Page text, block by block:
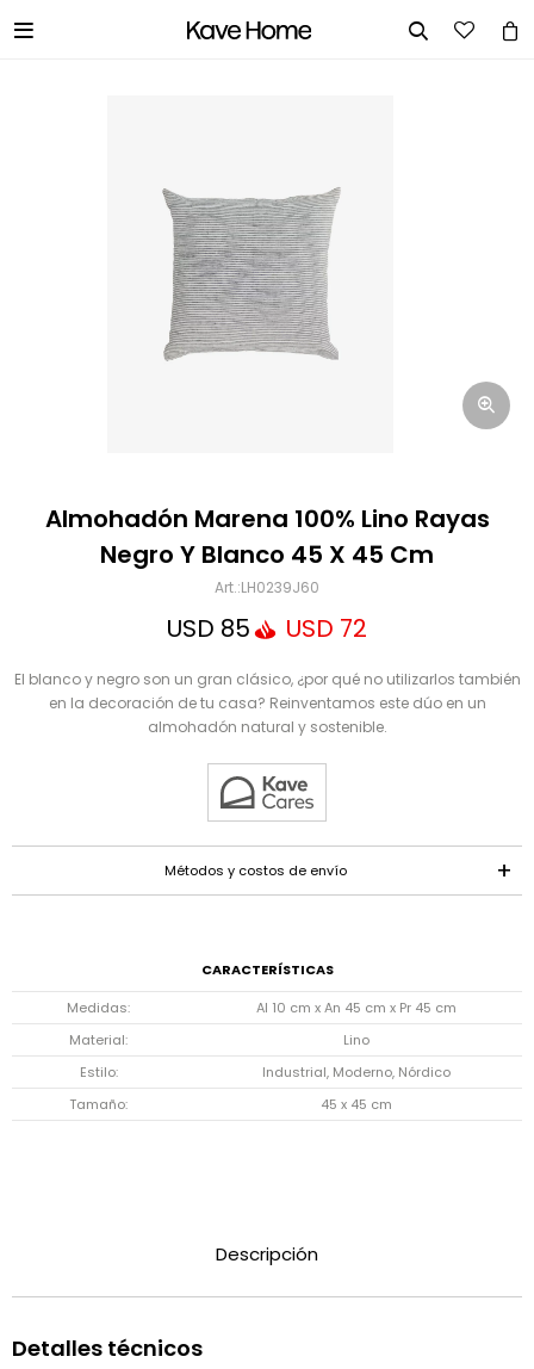
 
Almohadón Marena 100% Lino Rayas
Negro Y Blanco 45 X 45 Cm
LH0239J60
USD 85 USD 72
El blanco y negro son un gran clásico, ¿por qué no utilizarlos también
en la decoración de tu casa? Reinventamos este dúo en un
almohadón natural y sostenible.
Métodos y costos de envío
CARACTERÍSTICAS
Medidas
Al 10 cm x An 45 cm x Pr 45 cm
Material
Lino
Estilo
Industrial, Moderno, Nórdico
Tamaño
45 x 45 cm
Descripción
Detalles técnicos
Correo electrónico
Mensaje